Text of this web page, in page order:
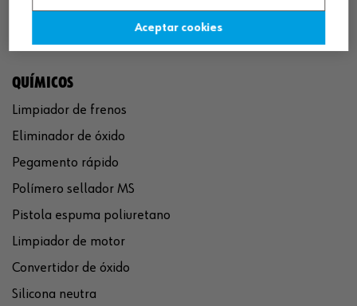
QUÍMICOS
Limpiador de frenos
Eliminador de óxido
Pegamento rápido
Polímero sellador MS
Pistola espuma poliuretano
Limpiador de motor
Convertidor de óxido
Silicona neutra
Aceptar cookies